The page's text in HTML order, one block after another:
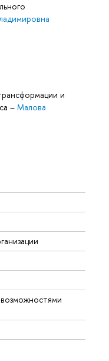
и
– Малова